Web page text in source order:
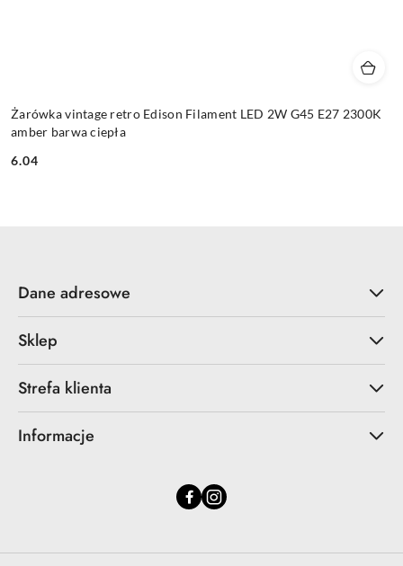
Żarówka vintage retro Edison Filament LED 2W G45 E27 2300K
amber barwa ciepła
Cena:
6.04
Dane adresowe
Sklep
Strefa klienta
Informacje